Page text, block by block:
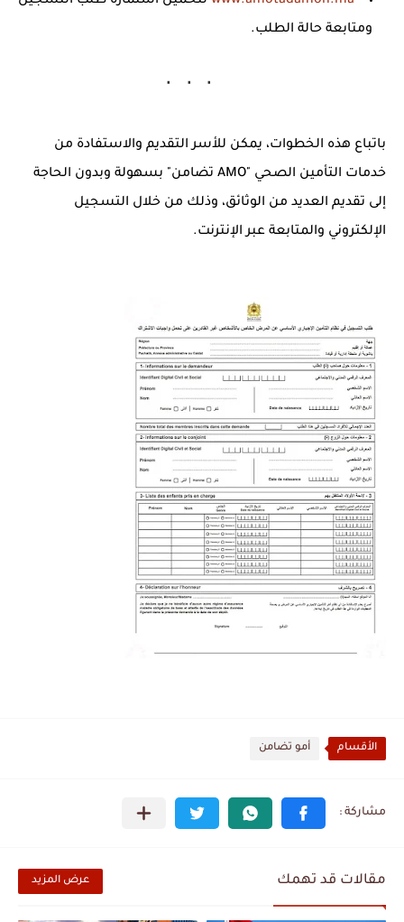
ومتابعة حالة الطلب.
باتباع هذه الخطوات، يمكن للأسر التقديم والاستفادة من
خدمات التأمين الصحي "AMO تضامن" بسهولة وبدون الحاجة
إلى تقديم العديد من الوثائق، وذلك من خلال التسجيل
الإلكتروني والمتابعة عبر الإنترنت.
الأقسام أمو تضامن
مقالات قد تهمك عرض المزيد